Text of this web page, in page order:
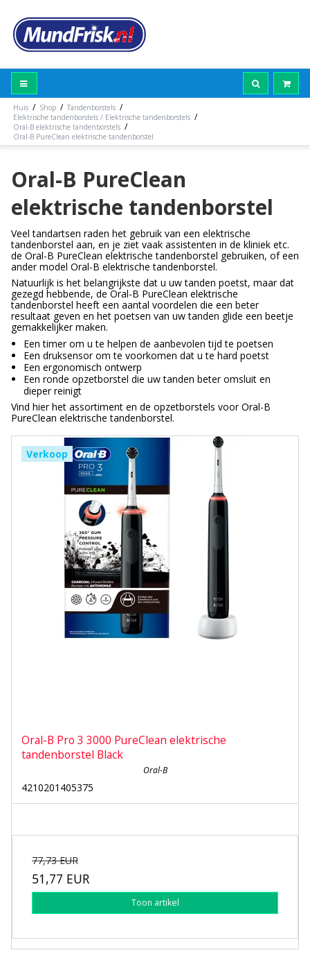
Huis / Shop / Tandenborstels /
Elektrische tandenborstels / Elektrische tandenborstels /
Oral-B elektrische tandenborstels /
Oral-B PureClean elektrische tandenborstel
Oral-B PureClean
elektrische tandenborstel
Veel tandartsen raden het gebruik van een elektrische
tandenborstel aan, en je ziet vaak assistenten in de kliniek etc.
de Oral-B PureClean elektrische tandenborstel gebruiken, of een
ander model Oral-B elektrische tandenborstel.
Natuurlijk is het belangrijkste dat u uw tanden poetst, maar dat
gezegd hebbende, de Oral-B PureClean elektrische
tandenborstel heeft een aantal voordelen die een beter
resultaat geven en het poetsen van uw tanden glide een beetje
gemakkelijker maken.
Een timer om u te helpen de aanbevolen tijd te poetsen
Een druksensor om te voorkomen dat u te hard poetst
Een ergonomisch ontwerp
Een ronde opzetborstel die uw tanden beter omsluit en
dieper reinigt
Vind hier het assortiment en de opzetborstels voor Oral-B
PureClean elektrische tandenborstel.
Verkoop
Oral-B Pro 3 3000 PureClean elektrische
tandenborstel Black
Oral-B
4210201405375
77,73 EUR
51,77 EUR
Toon artikel